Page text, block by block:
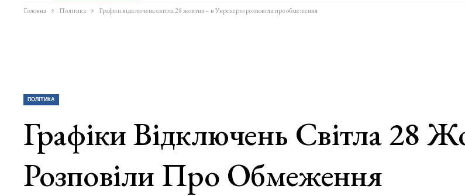
Головна Політика Графіки відключень світла 28 жовтня – в Укренерго розповіли про обмеження
ПОЛІТИКА
Графіки Відключень Світла 28
Розповіли Про Обмеження